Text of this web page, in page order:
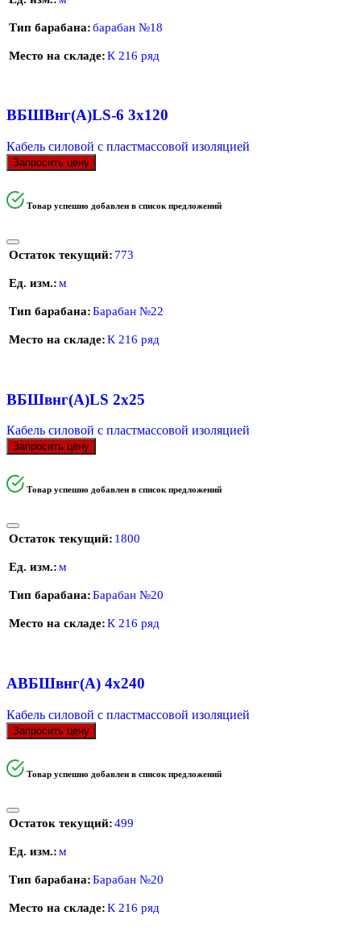
Тип барабана барабан №18
Место на складе К 216 ряд
ВБШВнг(А)LS-6 3х120
Кабель силовой с пластмассовой изоляцией
Запросить цену
Товар успешно добавлен в список предложений
Остаток текущий 773
Ед. изм. м
Тип барабана Барабан №22
Место на складе К 216 ряд
ВБШвнг(А)LS 2х25
Кабель силовой с пластмассовой изоляцией
Запросить цену
Товар успешно добавлен в список предложений
Остаток текущий 1800
Ед. изм. м
Тип барабана Барабан №20
Место на складе К 216 ряд
АВБШвнг(А) 4х240
Кабель силовой с пластмассовой изоляцией
Запросить цену
Товар успешно добавлен в список предложений
Остаток текущий 499
Ед. изм. м
Тип барабана Барабан №20
Место на складе К 216 ряд